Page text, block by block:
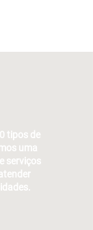
tipos de
uma
serviços